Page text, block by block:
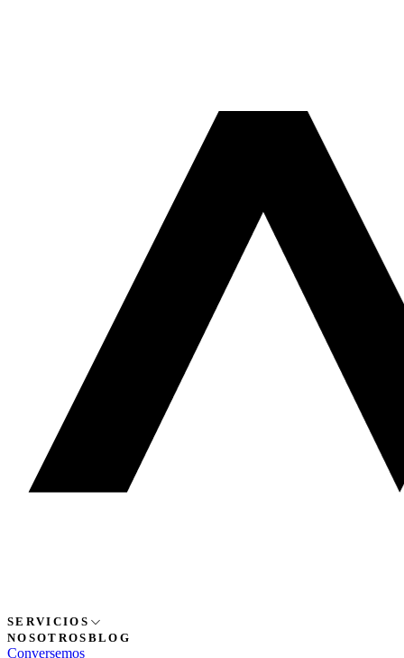
SERVICIOS
NOSOTROS BLOG
Conversemos